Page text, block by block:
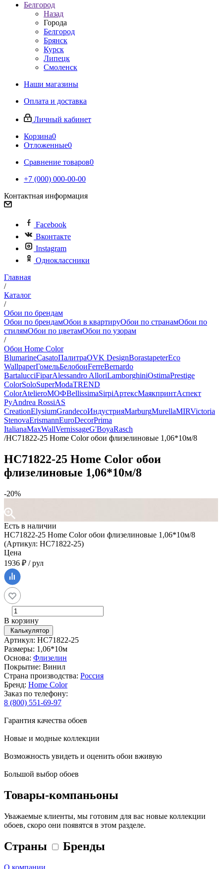
Белгород
Назад
Города
Белгород
Брянск
Курск
Липецк
Смоленск
Наши магазины
Оплата и доставка
Личный кабинет
Корзина0
Отложенные0
Сравнение товаров0
+7 (000) 000-00-00
Контактная информация
Facebook
Вконтакте
Instagram
Одноклассники
Главная
/
Каталог
/
Обои по брендам
Обои по брендамОбои в квартируОбои по странамОбои по
стилямОбои по цветамОбои по узорам
/
Обои Home Color
BlumarineCasatoПалитраOVK DesignBorastapeterEco
WallpaperГомельБелобоиFerreBernardo
BartalucciFiparAlessandro AlloriLamborghiniOstimaPrestige
ColorSoloSuperModaTREND
ColorAtelieroМОФBellissimaSirpiАртексМаякпринтАспект
РуAndrea RossiAS
CreationElysiumGrandecoИндустрияMarburgMurellaMIRVictoria
StenovaErismannEuroDecorPrima
ItalianaMaxWallVernissageG'BoyaRasch
/HC71822-25 Home Color обои флизелиновые 1,06*10м/8
HC71822-25 Home Color обои
флизелиновые 1,06*10м/8
-20%
Есть в наличии
HC71822-25 Home Color обои флизелиновые 1,06*10м/8
(Артикул: HC71822-25)
Цена
1936 ₽ / рул
В корзину
Калькулятор
Артикул: HC71822-25
Размеры: 1,06*10м
Основа: Флизелин
Покрытие: Винил
Страна производства: Россия
Бренд: Home Color
Заказ по телефону:
8 (800) 551-69-97
Гарантия качества обоев
Новые и модные коллекции
Возможность увидеть и оценить обои вживую
Большой выбор обоев
Товары-компаньоны
Уважаемые клиенты, мы готовим для вас новые коллекции
обоев, скоро они появятся в этом разделе.
Страны Бренды
О компании